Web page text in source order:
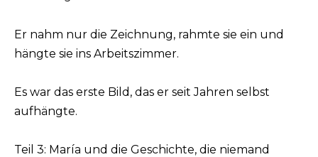
Er nahm nur die Zeichnung, rahmte sie ein und
hängte sie ins Arbeitszimmer.
Es war das erste Bild, das er seit Jahren selbst
aufhängte.
Teil 3: María und die Geschichte, die niemand